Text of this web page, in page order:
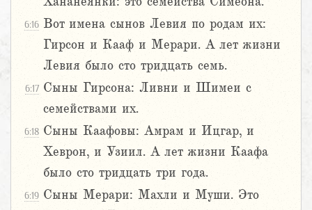
6:16 Вот имена сынов Левия по родам их:
Гирсон и Кааф и Мерари. А лет жизни
Левия было сто тридцать семь.
6:17 Сыны Гирсона: Ливни и Шимеи с
семействами их.
6:18 Сыны Каафовы: Амрам и Ицгар, и
Хеврон, и Узиил. А лет жизни Каафа
было сто тридцать три года.
6:19 Сыны Мерари: Махли и Муши. Это